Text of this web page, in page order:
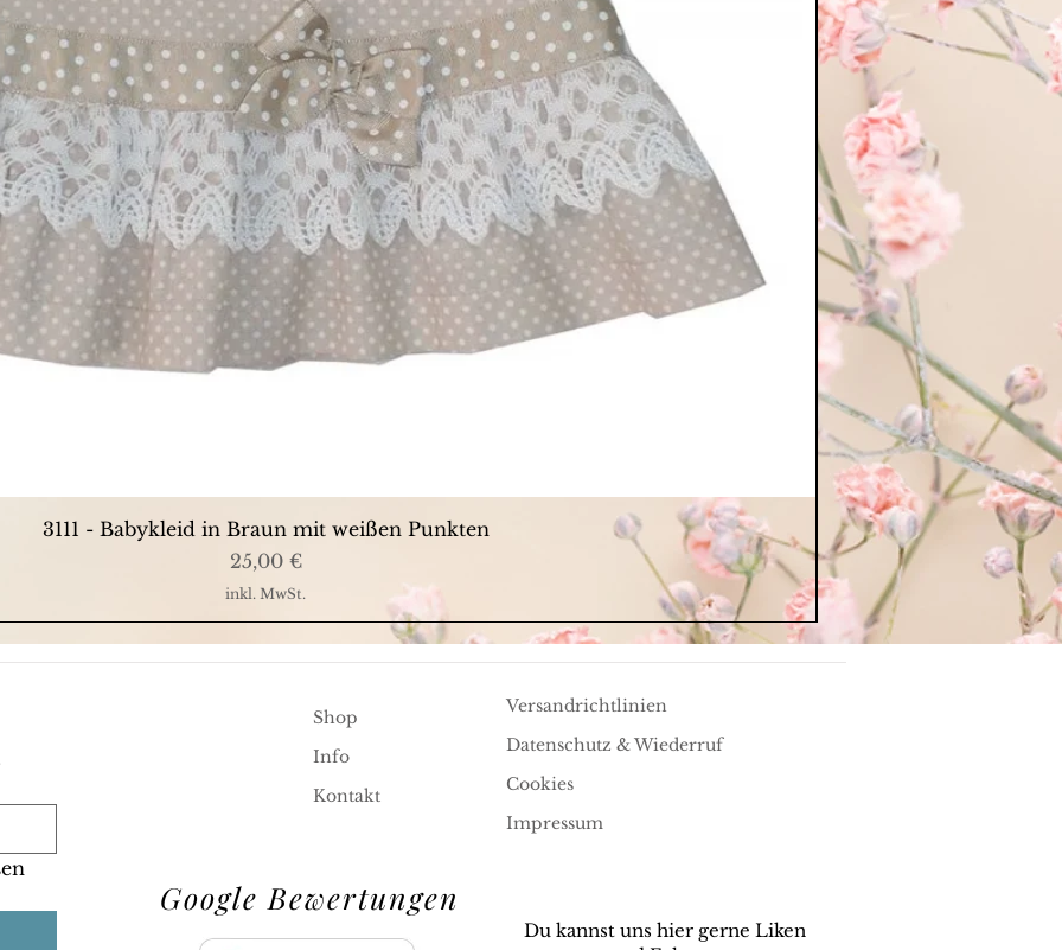
Schnellansicht
3111 - Babykleid in Braun mit weißen Punkten
Preis
25,00 €
inkl. MwSt.
Shop
Info
Kontakt
Google Bewertungen
Versandrichtlinien
Datenschutz & Wiederruf
Cookies
Impressum
Du kannst uns hier gerne Liken